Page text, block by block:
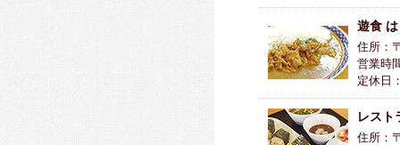
遊食
住所：
営業時
定休日
レスト
住所：